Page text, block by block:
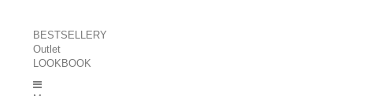
BESTSELLERY
Outlet
LOOKBOOK